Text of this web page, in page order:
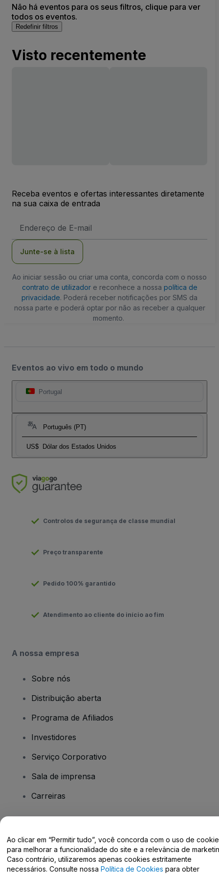
Não há eventos para os seus filtros, clique para ver
todos os eventos.
Redefinir filtros
Visto recentemente
Receba eventos e ofertas interessantes diretamente
na sua caixa de entrada
de
Junte-se à lista
Ao iniciar sessão ou criar uma conta, concorda com o nosso
contrato de utilizadore reconhece a nossa política de
privacidade. Poderá receber notificações por SMS da
nossa parte e poderá optar por não as receber a qualquer
momento.
Eventos ao vivo em todo o mundo
Portugal
Português (PT)
US$ Dólar dos Estados Unidos
Controlos de segurança de classe mundial
Preço transparente
Pedido 100% garantido
Atendimento ao cliente do início ao fim
A nossa empresa
Sobre nós
Distribuição aberta
Programa de Afiliados
Investidores
Serviço Corporativo
Sala de imprensa
Carreiras
Centro de Ajuda / Fale Conosco
Ao clicar em “Permitir tudo”, você concorda com o uso de
para melhorar a funcionalidade do site e a relevância de
Caso contrário, utilizaremos apenas cookies estritamente
necessários. Consulte nossa Política de Cookies para obter